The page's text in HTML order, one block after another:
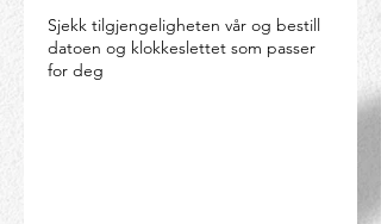
Sjekk tilgjengeligheten vår og bestill
datoen og klokkeslettet som passer
for deg